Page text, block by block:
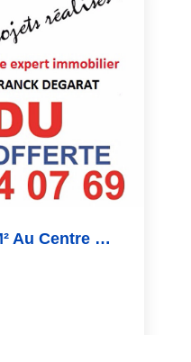
Appartement T2 De 28 M² Au Centre Du Village